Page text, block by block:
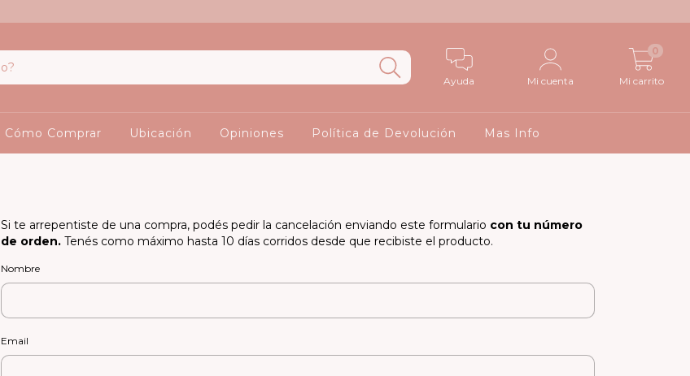
Ayuda Mi cuenta Mi carrito
0
Cómo Comprar Ubicación Opiniones Política de Devolución Mas Info
Si te arrepentiste de una compra, podés pedir la cancelación enviando este formulario con tu número
de orden. Tenés como máximo hasta 10 días corridos desde que recibiste el producto.
Nombre
Email